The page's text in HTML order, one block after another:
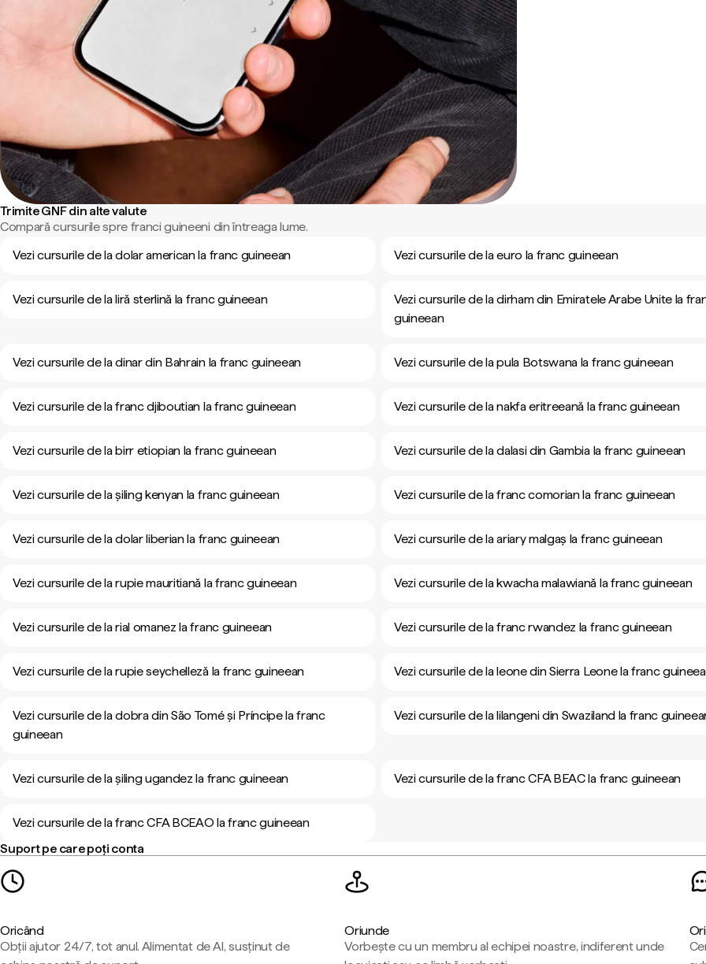
Trimite GNF din alte valute
Compară cursurile spre franci guineeni din întreaga lume.
Vezi cursurile de la dolar american la franc guineean
Vezi cursurile de la euro la franc guineean
Vezi cursurile de la liră sterlină la franc guineean
Vezi cursurile de la dirham din Emiratele Arabe Unite la
guineean
Vezi cursurile de la dinar din Bahrain la franc guineean Vezi cursurile de la pula Botswana la franc guineean
Vezi cursurile de la franc djiboutian la franc guineean Vezi cursurile de la nakfa eritreeană la franc guineean
Vezi cursurile de la birr etiopian la franc guineean Vezi cursurile de la dalasi din Gambia la franc guineean
Vezi cursurile de la șiling kenyan la franc guineean Vezi cursurile de la franc comorian la franc guineean
Vezi cursurile de la dolar liberian la franc guineean Vezi cursurile de la ariary malgaș la franc guineean
Vezi cursurile de la rupie mauritiană la franc guineean Vezi cursurile de la kwacha malawiană la franc guineean
Vezi cursurile de la rial omanez la franc guineean Vezi cursurile de la franc rwandez la franc guineean
Vezi cursurile de la rupie seychelleză la franc guineean Vezi cursurile de la leone din Sierra Leone la franc
Vezi cursurile de la dobra din São Tomé și Príncipe la franc
guineean
Vezi cursurile de la lilangeni din Swaziland la franc
Vezi cursurile de la șiling ugandez la franc guineean Vezi cursurile de la franc CFA BEAC la franc guineean
Vezi cursurile de la franc CFA BCEAO la franc guineean
Suport pe care poți conta
Oricând
Obții ajutor 24/7, tot anul. Alimentat de AI, susținut de
Oriunde
Vorbește cu un membru al echipei noastre, indiferent unde